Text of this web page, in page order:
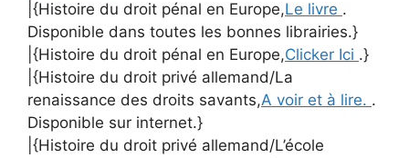
|{Histoire du droit pénal en Europe,Le livre .
Disponible dans toutes les bonnes librairies.}
|{Histoire du droit pénal en Europe,Clicker Ici .}
|{Histoire du droit privé allemand/La
renaissance des droits savants,A voir et à lire. .
Disponible sur internet.}
|{Histoire du droit privé allemand/L’école